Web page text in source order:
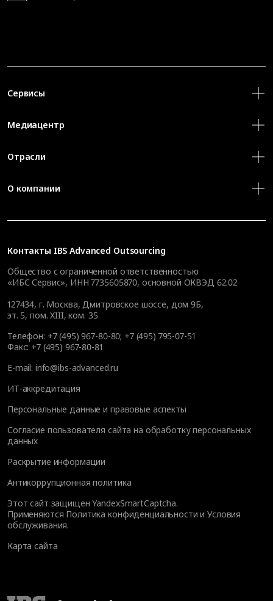
Контакты IBS Advanced Outsourcing
Общество с ограниченной ответственностью
«ИБС Сервис», ИНН 7735605870, основной ОКВЭД 62.02
127434, г. Москва, Дмитровское шоссе, дом 9Б,
эт. 5, пом. XIII, ком. 35
Телефон: +7 (495) 967-80-80; +7 (495) 795-07-51
Факс: +7 (495) 967-80-81
E-mail: info@ibs-advanced.ru
ИТ-аккредитация
Персональные данные и правовые аспекты
Согласие пользователя сайта на обработку персональных
данных
Раскрытие информации
Антикоррупционная политика
Этот сайт защищен YandexSmartCaptcha.
Применяются Политика конфиденциальности иУсловия
обслуживания.
Карта сайта
Сервисы
Медиацентр
Отрасли
О компании